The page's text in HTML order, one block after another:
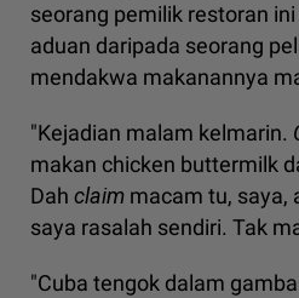
seorang pemilik restoran
aduan daripada seorang
mendakwa makanannya
"Kejadian malam kelmarin.
makan chicken buttermilk
Dah claim macam tu, saya,
saya rasalah sendiri. Tak
"Cuba tengok dalam